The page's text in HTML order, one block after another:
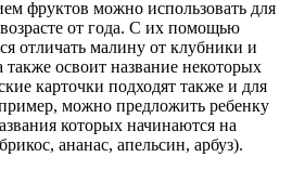
фруктов можно использовать для
от года. С их помощью
отличать малину от клубники и
также освоит название некоторых
карточки подходят также и для
можно предложить ребенку
которых начинаются на
ананас, апельсин, арбуз).